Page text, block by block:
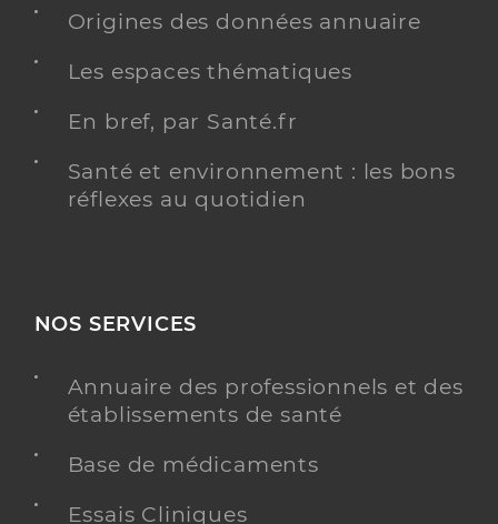
Origines des données annuaire
Les espaces thématiques
En bref, par Santé.fr
Santé et environnement : les bons
réflexes au quotidien
NOS SERVICES
Annuaire des professionnels et des
établissements de santé
Base de médicaments
Essais Cliniques